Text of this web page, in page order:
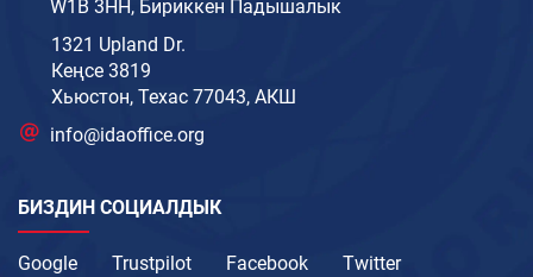
W1B 3HH, Бириккен Падышалык
1321 Upland Dr.
Кеңсе 3819
Хьюстон, Техас 77043, АКШ
info@idaoffice.org
БИЗДИН СОЦИАЛДЫК
Google Trustpilot Facebook
Twitter